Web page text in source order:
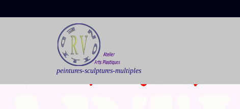
peintures-sculptures-multiples